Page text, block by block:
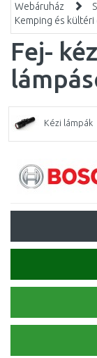
Webáruház
Kemping és
Fej-
Kézi lámpák